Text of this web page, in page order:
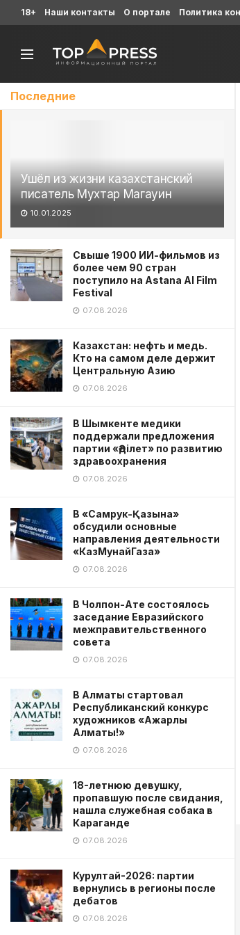
Последние
Ушёл из жизни казахстанский
писатель Мухтар Магауин
10.01.2025
Свыше 1900 ИИ-фильмов из
более чем 90 стран
поступило на Astana AI Film
Festival
07.08.2026
Казахстан: нефть и медь.
Кто на самом деле держит
Центральную Азию
07.08.2026
В Шымкенте медики
поддержали предложения
партии «Әділет» по развитию
здравоохранения
07.08.2026
В «Самрук-Қазына»
обсудили основные
направления деятельности
«КазМунайГаза»
07.08.2026
В Чолпон-Ате состоялось
заседание Евразийского
межправительственного
совета
07.08.2026
В Алматы стартовал
Республиканский конкурс
художников «Ажарлы
Алматы!»
07.08.2026
18-летнюю девушку,
пропавшую после свидания,
нашла служебная собака в
Караганде
07.08.2026
Курултай-2026: партии
вернулись в регионы после
дебатов
07.08.2026
18+ Наши контакты О портале Политика